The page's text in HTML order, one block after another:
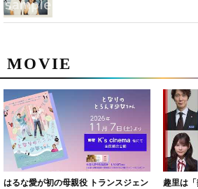
MOVIE
はるな愛が初の母親役 トランスジェン
趣里は